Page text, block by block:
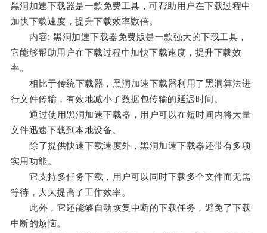
黑洞加速下载器是一款免费工具，可帮助用户在下载过程中
加快下载速度，提升下载效率数倍。
内容: 黑洞加速下载器免费版是一款强大的下载工具，
它能够帮助用户在下载过程中加快下载速度，提升下载效
率。
相比于传统下载器，黑洞加速下载器利用了黑洞算法进
行文件传输，有效地减小了数据包传输的延迟时间。
通过使用黑洞加速下载器，用户可以在短时间内将大量
文件迅速下载到本地设备。
除了提供快速下载速度外，黑洞加速下载器还带有多项
实用功能。
它支持多任务下载，用户可以同时下载多个文件而无需
等待，大大提高了工作效率。
此外，它还能够自动恢复中断的下载任务，避免了下载
中断的烦恼。